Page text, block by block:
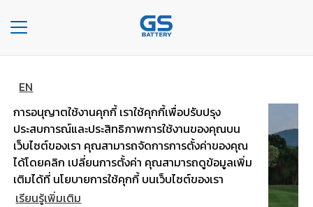
EN
การอนุญาตใช้งานคุกกี้ เราใช้คุกกี้เพื่อปรับปรุง
ประสบการณ์และประสิทธิภาพการใช้งานของคุณบน
เว็บไซต์ของเรา คุณสามารถจัดการการตั้งค่าของคุณ
ได้โดยคลิก เปลี่ยนการตั้งค่า คุณสามารถดูข้อมูลเพิ่ม
เติมได้ที่ นโยบายการใช้คุกกี้ บนเว็บไซต์ของเรา
เรียนรู้เพิ่มเติม
Toggle
navigation
องค์กร
ประเภท
รถยนต์